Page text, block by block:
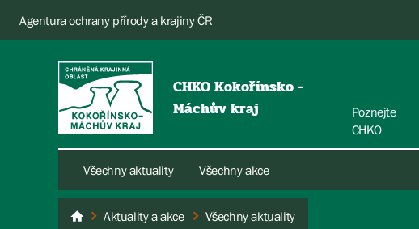
Agentura ochrany přírody a krajiny ČR
CHKO Kokořínsko -
Máchův kraj
Poznejte
CHKO
Všechny aktuality Všechny akce
Kokořínsko - Máchův kraj
Aktuality a akce Všechny aktuality